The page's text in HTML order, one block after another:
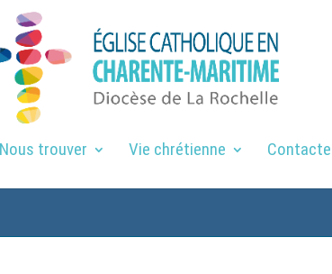
Nous trouver Vie chrétienne